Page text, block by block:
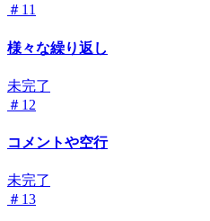
＃11
様々な繰り返し
未完了
＃12
コメントや空行
未完了
＃13